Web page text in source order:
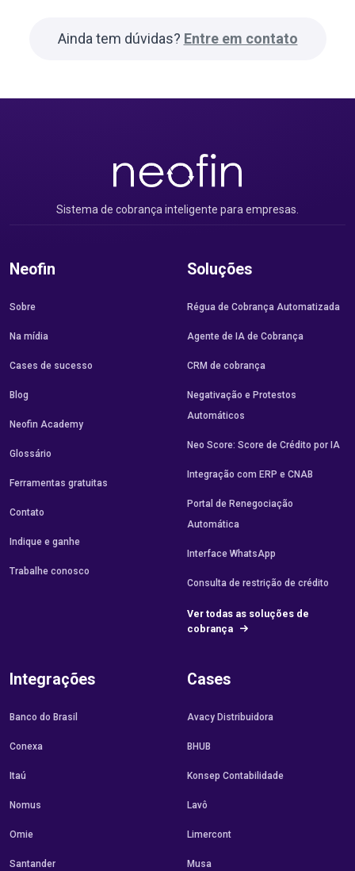
Ainda tem dúvidas? Entre em contato
Sistema de cobrança inteligente para empresas.
Neofin
Sobre
Na mídia
Cases de sucesso
Blog
Neofin Academy
Glossário
Ferramentas gratuitas
Contato
Indique e ganhe
Trabalhe conosco
Soluções
Régua de Cobrança Automatizada
Agente de IA de Cobrança
CRM de cobrança
Negativação e Protestos
Automáticos
Neo Score: Score de Crédito por IA
Integração com ERP e CNAB
Portal de Renegociação
Automática
Interface WhatsApp
Consulta de restrição de crédito
Ver todas as soluções de
cobrança
Integrações
Banco do Brasil
Conexa
Itaú
Nomus
Omie
Santander
Cases
Avacy Distribuidora
BHUB
Konsep Contabilidade
Lavô
Limercont
Musa